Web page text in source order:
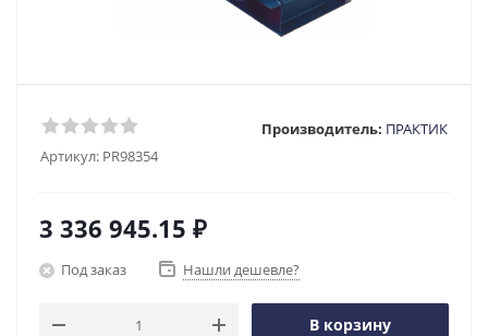
Артикул: PR98354
Производитель: ПРАКТИК
3 336 945.15 ₽
Под заказ Нашли дешевле?
В корзину